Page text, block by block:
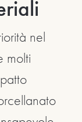
nel
molti